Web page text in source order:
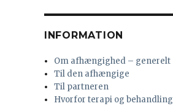
INFORMATION
Om afhængighed – generelt
Til den afhængige
Til partneren
Hvorfor terapi og behandling